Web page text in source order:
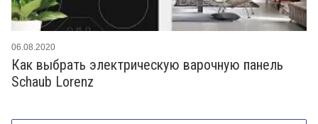
Как выбрать электрическую варочную панель
Schaub Lorenz
06.08.2020